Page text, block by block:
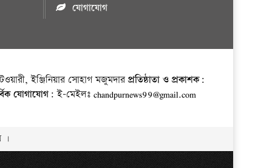
যোগাযোগ
ইঞ্জিনিয়ার সোহাগ মজুমদারপ্রতিষ্ঠাতা ও প্রকাশক:
যোগাযোগ: ই-মেইলঃ chandpurnews99@gmail.com
।